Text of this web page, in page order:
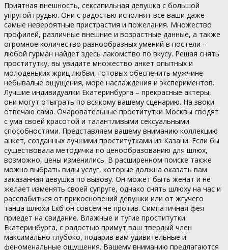
Приятная внешность, сексапильная девушка с большой
упругой грудью. Они с радостью исполнят все ваши даже
самые невероятные пристрастия и пожелания. Множество
профилей, различные внешние и возрастные данные, а также
огромное количество разнообразных умений в постели –
любой гурман найдет здесь лакомство по вкусу. Решая снять
проститутку, вы увидите множество анкет опытных и
молоденьких жриц любви, готовых обеспечить мужчине
небывалые ощущения, море наслаждения и экспериментов.
Лучшие индивидуалки Екатеринбурга – прекрасные актеры,
они могут отыграть по всякому вашему сценарию. На звоки
отвечаю сама. Очаровательные проститутки Москвы сводят
с ума своей красотой и талантливыми сексуальными
способностями. Представляем вашему вниманию коллекцию
анкет, созданных лучшими проститутками из Казани. Если бы
существовала методичка по ценообразованию для шлюх,
возможно, цены изменились. В расширенном поиске также
можно выбрать виды услуг, которые должна оказать вам
заказанная девушка по вызову. Он может быть женат и не
желает изменять своей супруге, однако снять шлюху на час и
расслабиться от прикосновений девушки или от жгучего
танца шлюхи Екб он совсем не против. Симпатичная фея
приедет на свидание. Влажные и тугие проститутки
Екатеринбурга, с радостью примут ваш твердый член
максимально глубоко, подарив вам удивительные и
феноменальные ощущения. Вашему вниманию предлагаются